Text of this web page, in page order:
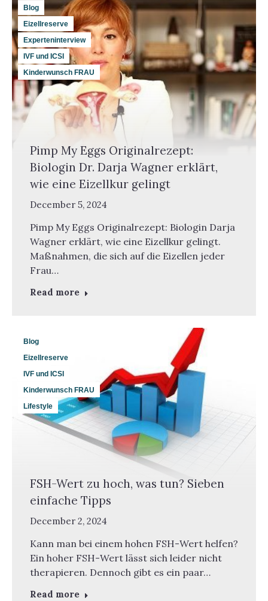
Blog
Eizellreserve
Experteninterview
IVF und ICSI
Kinderwunsch FRAU
Pimp My Eggs Originalrezept:
Biologin Dr. Darja Wagner erklärt,
wie eine Eizellkur gelingt
December 5, 2024
Pimp My Eggs Originalrezept: Biologin Darja
Wagner erklärt, wie eine Eizellkur gelingt.
Maßnahmen, die sich auf die Eizellen jeder
Frau…
Read more
Blog
Eizellreserve
IVF und ICSI
Kinderwunsch FRAU
Lifestyle
FSH-Wert zu hoch, was tun? Sieben
einfache Tipps
December 2, 2024
Kann man bei einem hohen FSH-Wert helfen?
Ein hoher FSH-Wert lässt sich leider nicht
therapieren. Dennoch gibt es ein paar…
Read more